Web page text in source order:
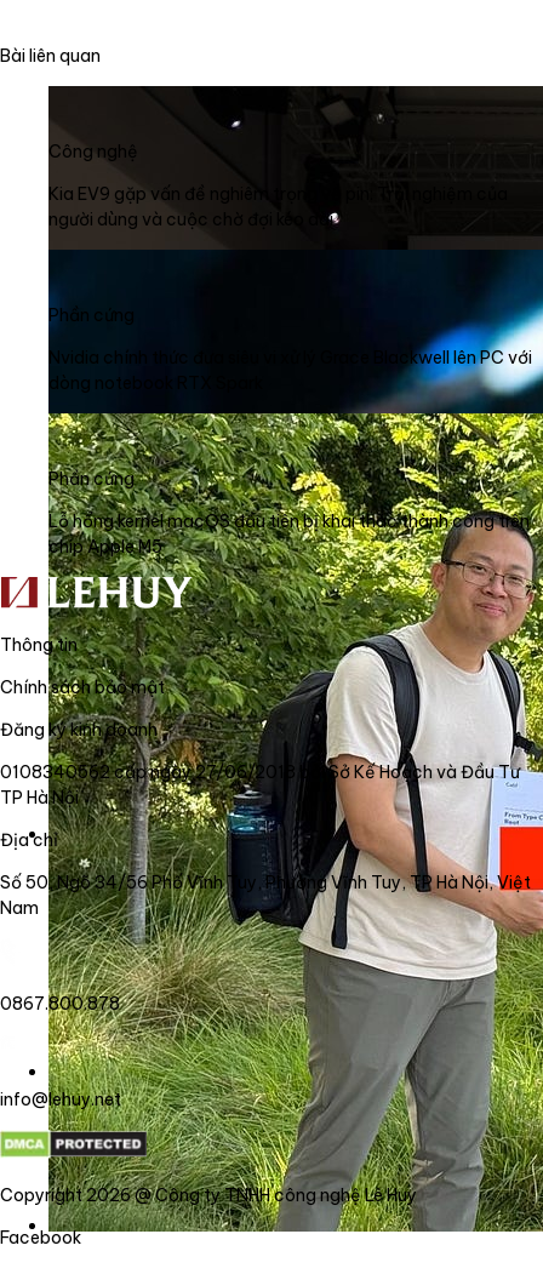
Bài liên quan
Công nghệ
Kia EV9 gặp vấn đề nghiêm trọng về pin: Trải nghiệm của
người dùng và cuộc chờ đợi kéo dài
Phần cứng
Nvidia chính thức đưa siêu vi xử lý Grace Blackwell lên PC với
dòng notebook RTX Spark
Phần cứng
Lỗ hổng kernel macOS đầu tiên bị khai thác thành công trên
chip Apple M5
Thông tin
Chính sách bảo mật
Đăng ký kinh doanh
0108340562 cấp ngày 27/06/2018 bởi Sở Kế Hoạch và Đầu Tư
TP Hà Nội
Địa chỉ
Số 50, Ngõ 34/56 Phố Vĩnh Tuy, Phường Vĩnh Tuy, TP Hà Nội, Việt
Nam
0867.800.878
info@lehuy.net
Copyright 2026 @ Công ty TNHH công nghệ Lê Huy
Facebook